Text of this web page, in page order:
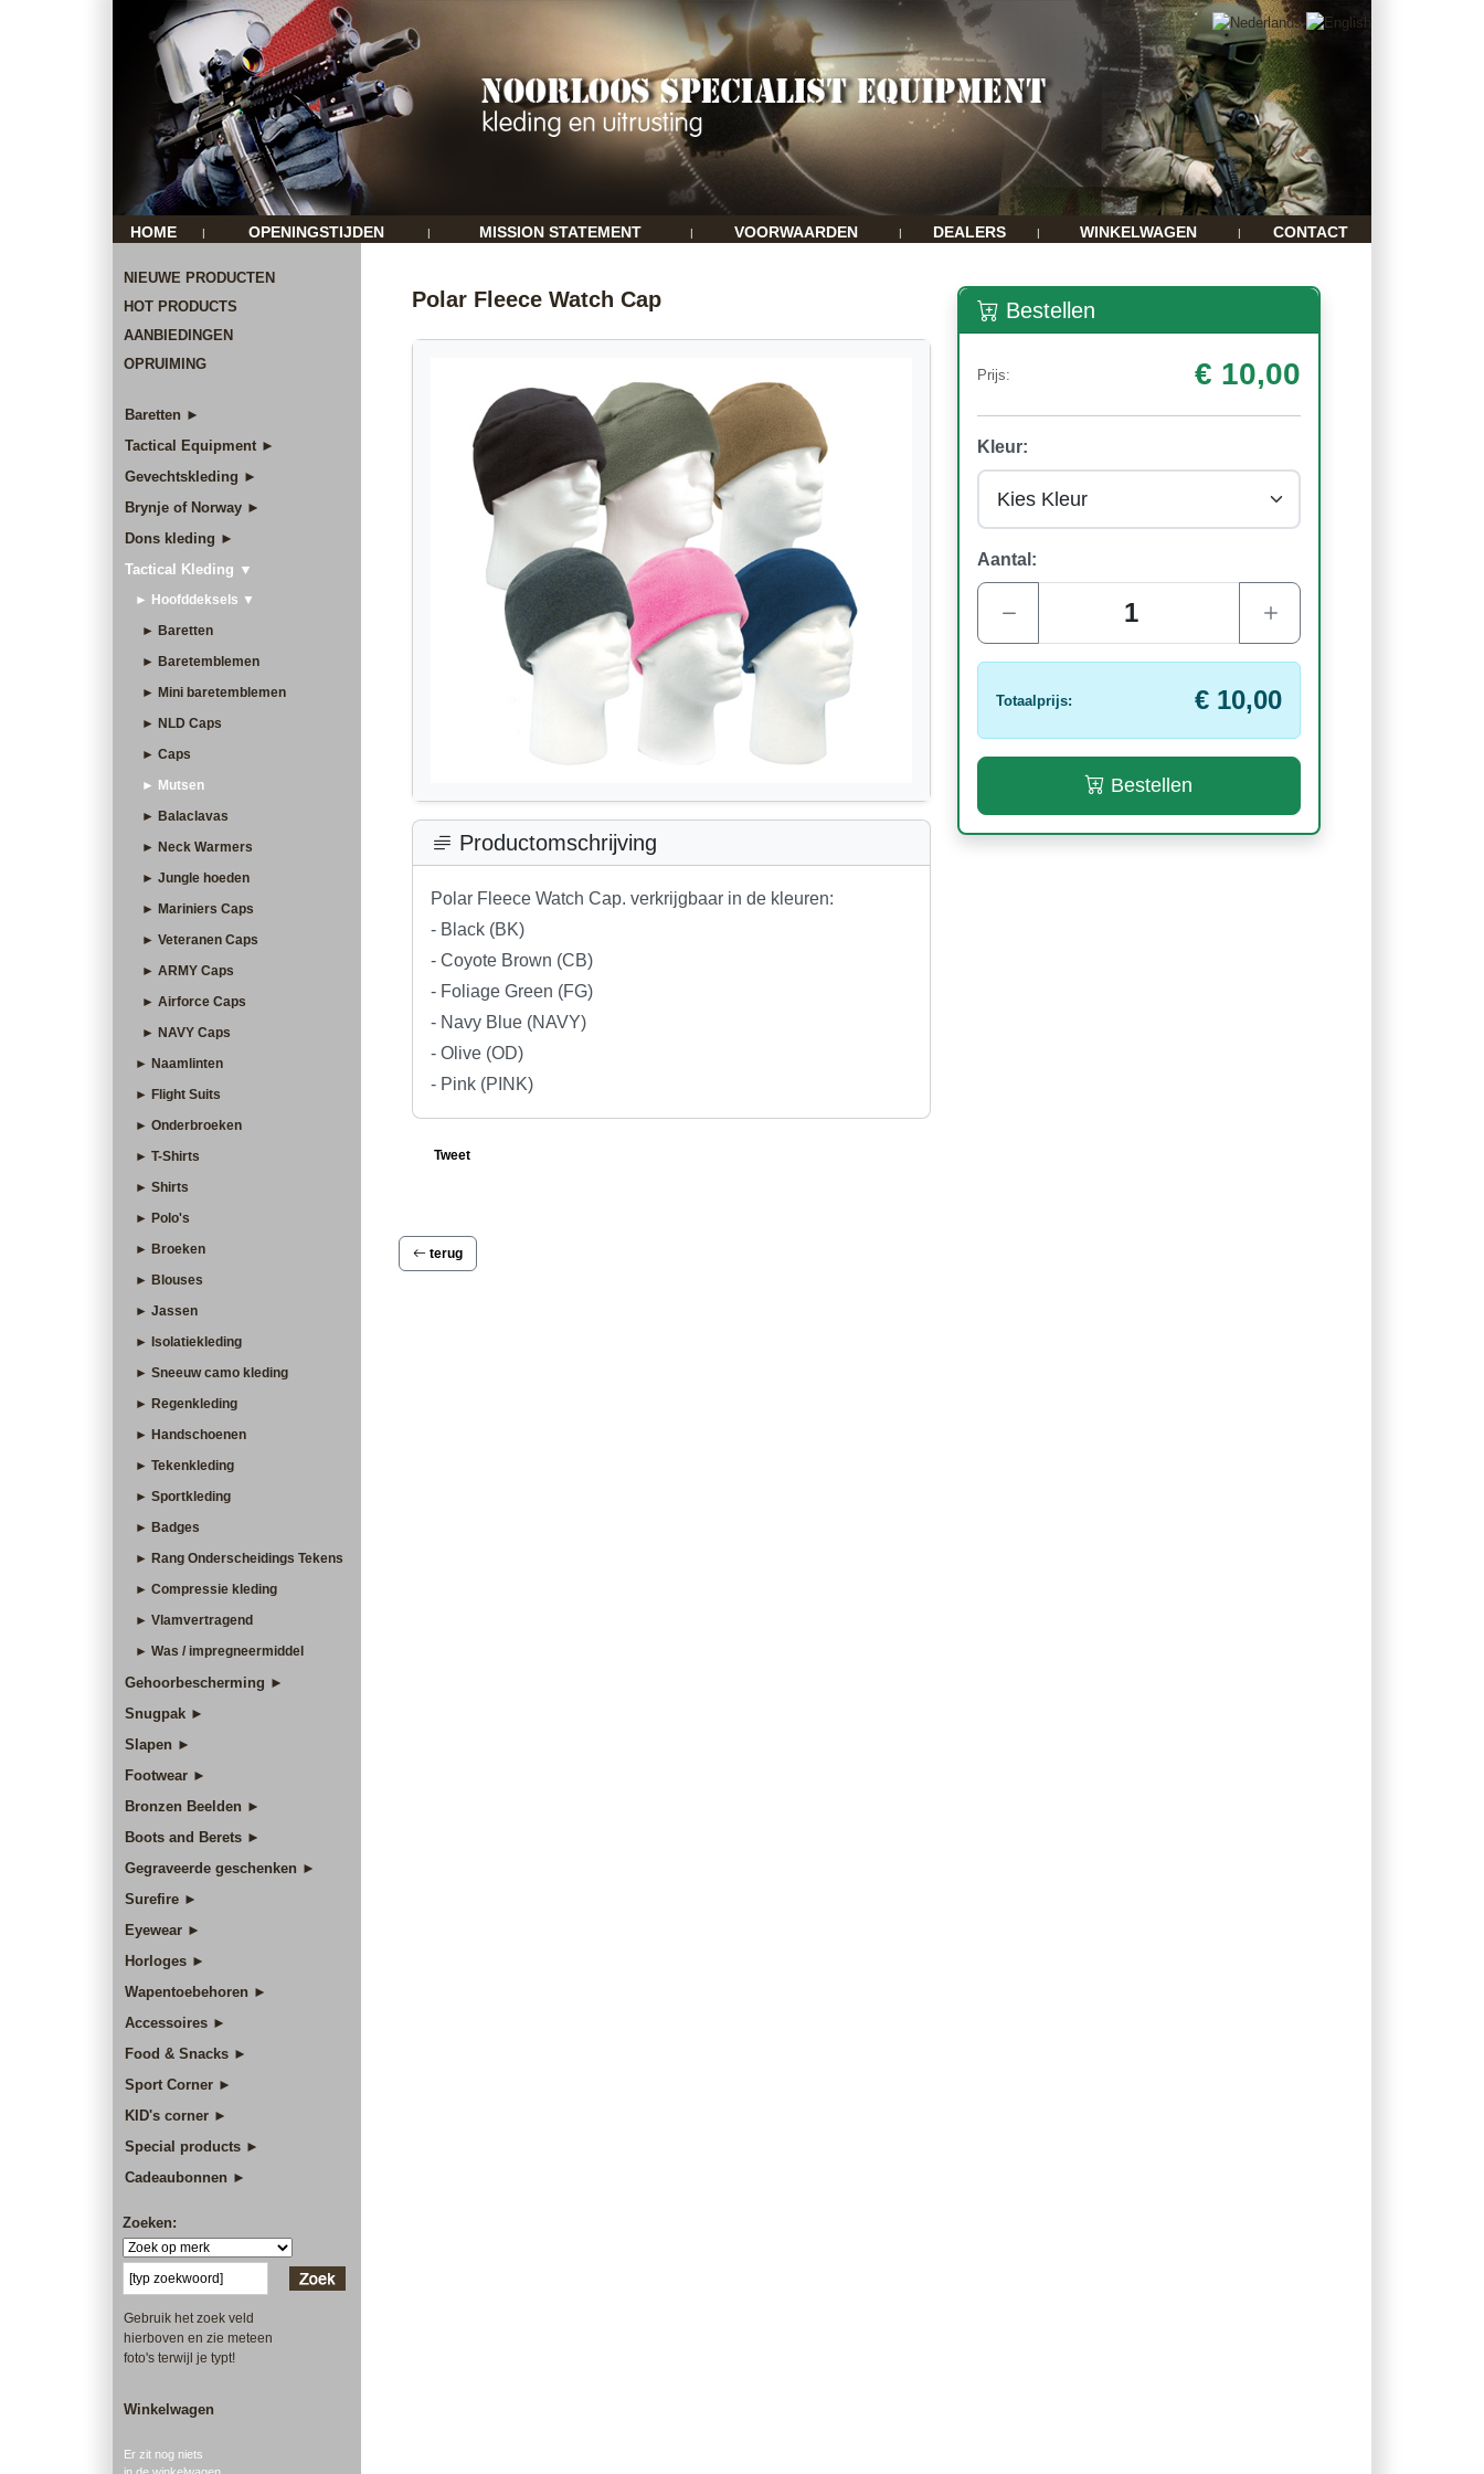
HOME | OPENINGSTIJDEN | MISSION STATEMENT | VOORWAARDEN | DEALERS | WINKELWAGEN | CONTACT
NIEUWE PRODUCTEN
HOT PRODUCTS
AANBIEDINGEN
OPRUIMING
Baretten ►
Tactical Equipment ►
Gevechtskleding ►
Brynje of Norway ►
Dons kleding ►
Tactical Kleding ▼
► Hoofddeksels ▼
► Baretten
► Baretemblemen
► Mini baretemblemen
► NLD Caps
► Caps
► Mutsen
► Balaclavas
► Neck Warmers
► Jungle hoeden
► Mariniers Caps
► Veteranen Caps
► ARMY Caps
► Airforce Caps
► NAVY Caps
► Naamlinten
► Flight Suits
► Onderbroeken
► T-Shirts
► Shirts
► Polo's
► Broeken
► Blouses
► Jassen
► Isolatiekleding
► Sneeuw camo kleding
► Regenkleding
► Handschoenen
► Tekenkleding
► Sportkleding
► Badges
► Rang Onderscheidings Tekens
► Compressie kleding
► Vlamvertragend
► Was / impregneermiddel
Gehoorbescherming ►
Snugpak ►
Slapen ►
Footwear ►
Bronzen Beelden ►
Boots and Berets ►
Gegraveerde geschenken ►
Surefire ►
Eyewear ►
Horloges ►
Wapentoebehoren ►
Accessoires ►
Food & Snacks ►
Sport Corner ►
KID's corner ►
Special products ►
Cadeaubonnen ►
Zoeken:
Gebruik het zoek veld
hierboven en zie meteen
foto's terwijl je typt!
Winkelwagen
Er zit nog niets
Polar Fleece Watch Cap
Productomschrijving
Polar Fleece Watch Cap. verkrijgbaar in de kleuren:
- Black (BK)
- Coyote Brown (CB)
- Foliage Green (FG)
- Navy Blue (NAVY)
- Olive (OD)
- Pink (PINK)
Tweet
Bestellen
Prijs: € 10,00
Kleur:
Aantal:
Totaalprijs: € 10,00
Bestellen
terug